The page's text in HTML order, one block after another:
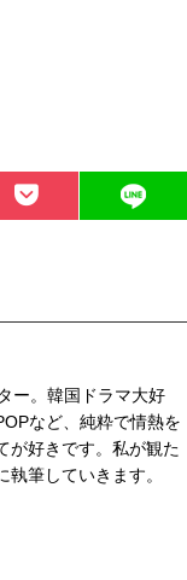
ー。韓国ドラマ大好
など、純粋で情熱を
が好きです。私が観た
筆していきます。